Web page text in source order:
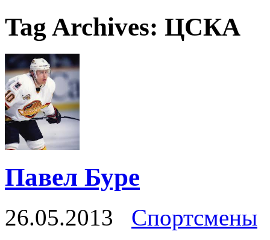
Tag Archives: ЦСКА
Павел Буре
26.05.2013
Спортсмены